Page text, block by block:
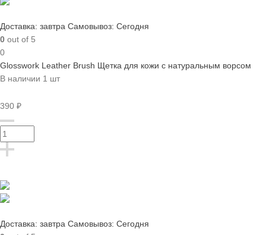
Доставка: завтра Самовывоз: Сегодня
0 out of 5
0
Glosswork Leather Brush Щетка для кожи с натуральным ворсом
В наличии 1 шт
390 ₽
Доставка: завтра Самовывоз: Сегодня